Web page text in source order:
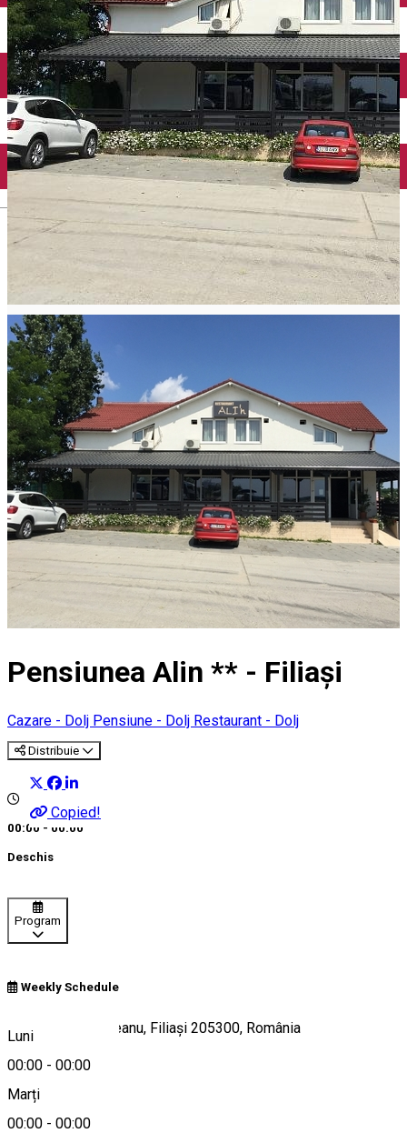
Închirieri auto
Închirieri biciclete
Taxi
Încărcare vehicule electrice
Pensiunea Alin ** - Filiași
Cazare - Dolj Pensiune - Dolj Restaurant - Dolj
Distribuie
Copied!
00:00 - 00:00
Deschis
Program
Weekly Schedule
Luni
00:00 - 00:00
Marți
00:00 - 00:00
Bulevardul Racoțeanu, Filiași 205300, România
Hartă